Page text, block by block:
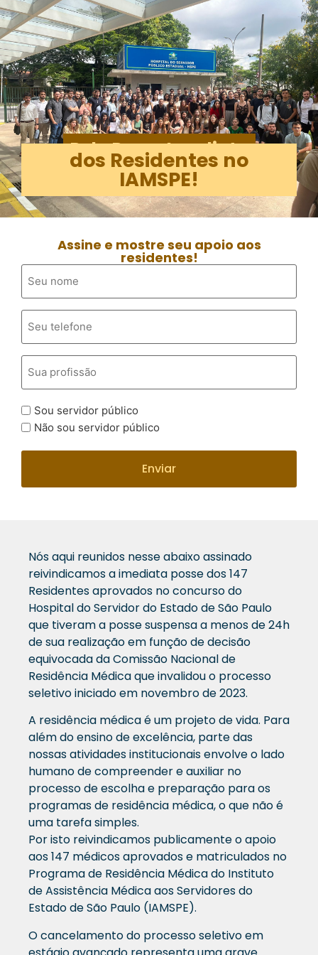
Pela Posse Imediata
dos Residentes no
IAMSPE!
Assine e mostre seu apoio aos
residentes!
Sou servidor público
Não sou servidor público
Nós aqui reunidos nesse abaixo assinado
reivindicamos a imediata posse dos 147
Residentes aprovados no concurso do
Hospital do Servidor do Estado de São Paulo
que tiveram a posse suspensa a menos de 24h
de sua realização em função de decisão
equivocada da Comissão Nacional de
Residência Médica que invalidou o processo
seletivo iniciado em novembro de 2023.
A residência médica é um projeto de vida. Para
além do ensino de excelência, parte das
nossas atividades institucionais envolve o lado
humano de compreender e auxiliar no
processo de escolha e preparação para os
programas de residência médica, o que não é
uma tarefa simples.
Por isto reivindicamos publicamente o apoio
aos 147 médicos aprovados e matriculados no
Programa de Residência Médica do Instituto
de Assistência Médica aos Servidores do
Estado de São Paulo (IAMSPE).
O cancelamento do processo seletivo em